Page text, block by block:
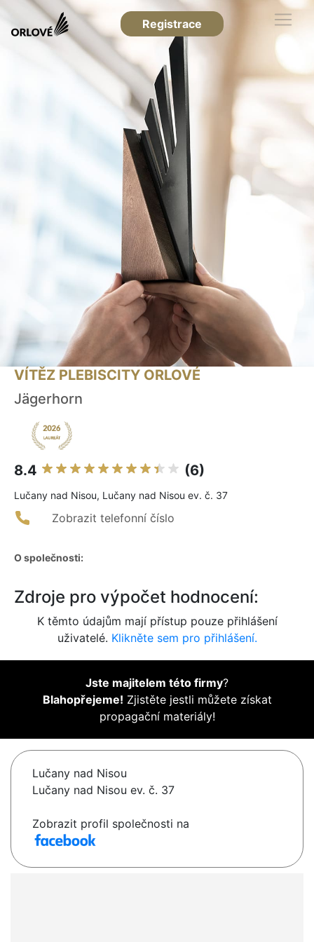
Registrace
VÍTĚZ PLEBISCITY ORLOVÉ
Jägerhorn
8.4 (6)
Lučany nad Nisou, Lučany nad Nisou ev. č. 37
Zobrazit telefonní číslo
O společnosti:
Zdroje pro výpočet hodnocení:
K těmto údajům mají přístup pouze přihlášení
uživatelé. Klikněte sem pro přihlášení.
Jste majitelem této firmy?
Blahopřejeme! Zjistěte jestli můžete získat
propagační materiály!
Lučany nad Nisou
Lučany nad Nisou ev. č. 37
Zobrazit profil společnosti na